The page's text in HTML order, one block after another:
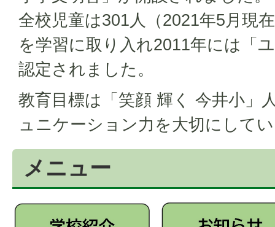
全校児童は301人（2021年5月現
を学習に取り入れ2011年には「
認定されました。
教育目標は「笑顔 輝く 今井小」
ュニケーション力を大切にして
メニュー